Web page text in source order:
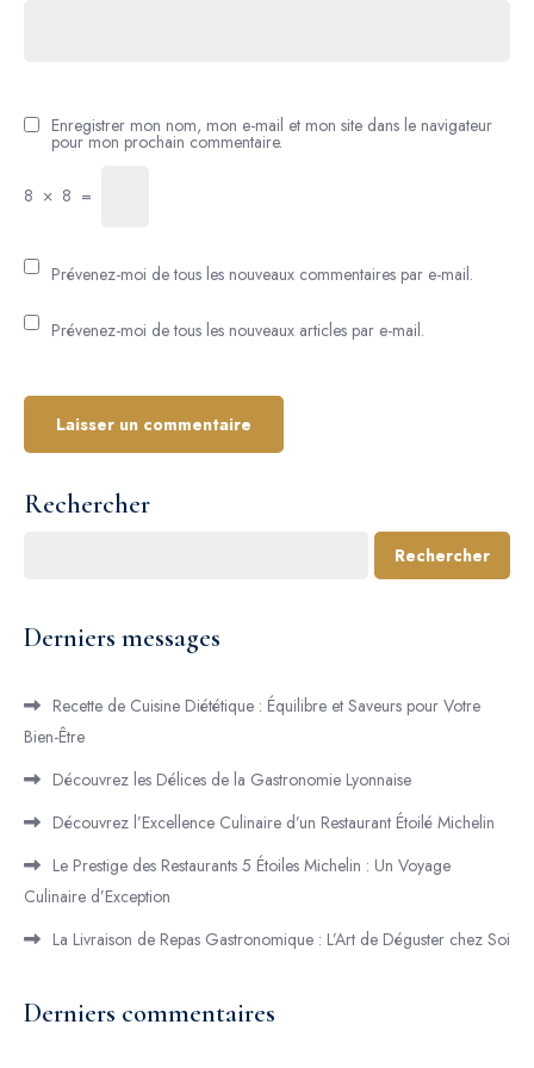
Enregistrer mon nom, mon e-mail et mon site dans le navigateur
pour mon prochain commentaire.
8 × 8 =
Prévenez-moi de tous les nouveaux commentaires par e-mail.
Prévenez-moi de tous les nouveaux articles par e-mail.
Rechercher
Rechercher
Derniers messages
Recette de Cuisine Diététique : Équilibre et Saveurs pour Votre
Bien-Être
Découvrez les Délices de la Gastronomie Lyonnaise
Découvrez l’Excellence Culinaire d’un Restaurant Étoilé Michelin
Le Prestige des Restaurants 5 Étoiles Michelin : Un Voyage
Culinaire d’Exception
La Livraison de Repas Gastronomique : L’Art de Déguster chez Soi
Derniers commentaires